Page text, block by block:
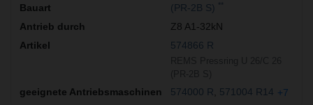
(PR-2B S)
Z8 A1-32kN
574866 R
574000 R 571004 R14 +7